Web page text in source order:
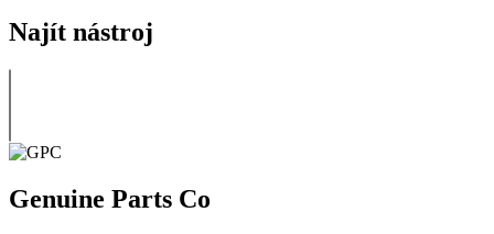
Najít nástroj
Genuine Parts Co